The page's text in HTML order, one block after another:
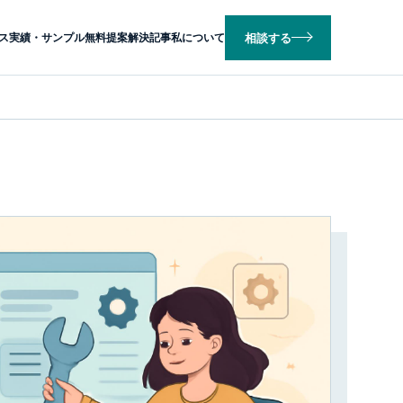
実績・サンプル無料提案解決記事私について 相談する